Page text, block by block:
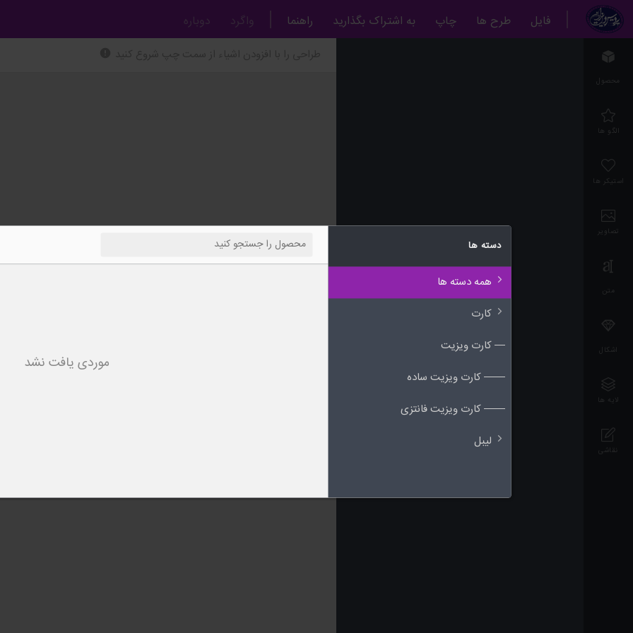
فایل طرح ها چاپ به اشتراک بگذارید راهنما واگرد دوباره
محصول
الگو ها
استیکر ها
تصاویر
متن
اشکال
لایه ها
نقاشی
دسته ها
همه دسته ها
کارت
— کارت ویزیت
—— کارت ویزیت ساده
—— کارت ویزیت فانتزی
لیبل
موردی یافت نشد